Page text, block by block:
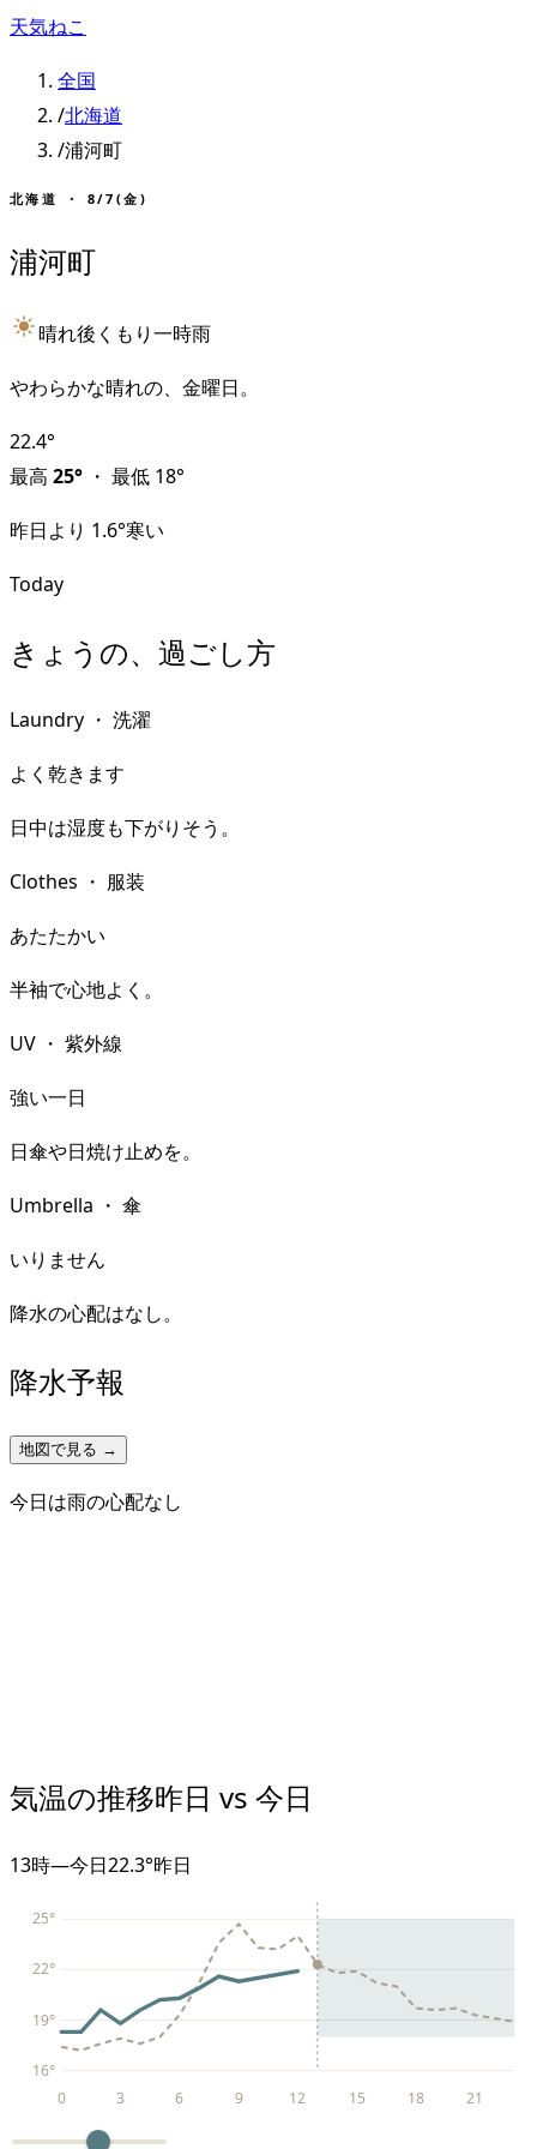
天気ねこ
全国
/北海道
/浦河町
北海道 ・ 8/7(金)
浦河町
晴れ後くもり一時雨
やわらかな晴れの、金曜日。
22.4°
最高 25° ・ 最低 18°
昨日より 1.6°寒い
Today
きょうの、過ごし方
Laundry ・ 洗濯
よく乾きます
日中は湿度も下がりそう。
Clothes ・ 服装
あたたかい
半袖で心地よく。
UV ・ 紫外線
強い一日
日傘や日焼け止めを。
Umbrella ・ 傘
いりません
降水の心配はなし。
降水予報
地図で見る →
今日は雨の心配なし
気温の推移昨日 vs 今日
13時—今日22.3°昨日
16°
19°
22°
25°
0 3 6 9 12 15 18 21